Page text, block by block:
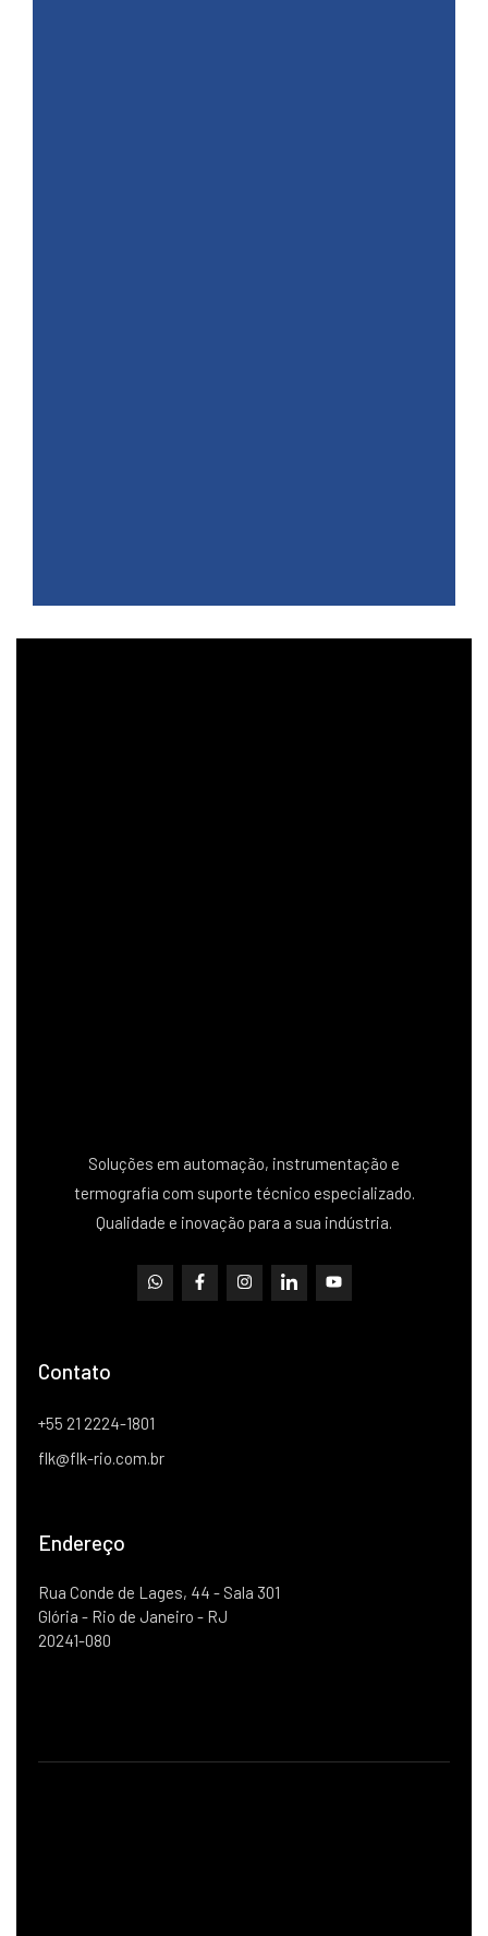
Soluções em automação, instrumentação e
termografia com suporte técnico especializado.
Qualidade e inovação para a sua indústria.
Contato
+55 21 2224-1801
flk@flk-rio.com.br
Endereço
Rua Conde de Lages, 44 - Sala 301
Glória - Rio de Janeiro - RJ
20241-080